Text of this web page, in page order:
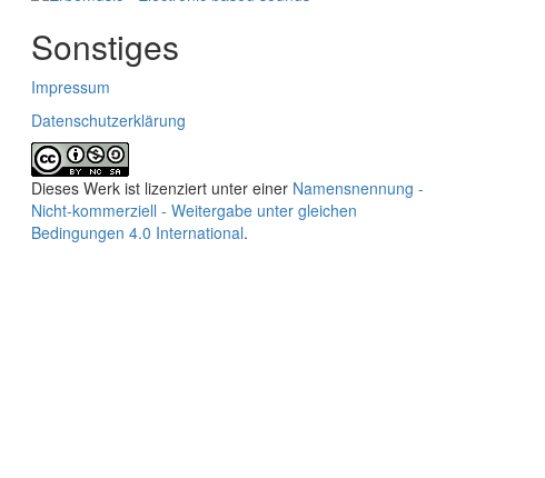
Sonstiges
Impressum
Datenschutzerklärung
Dieses Werk ist lizenziert unter einer Namensnennung -
Nicht-kommerziell - Weitergabe unter gleichen
Bedingungen 4.0 International.